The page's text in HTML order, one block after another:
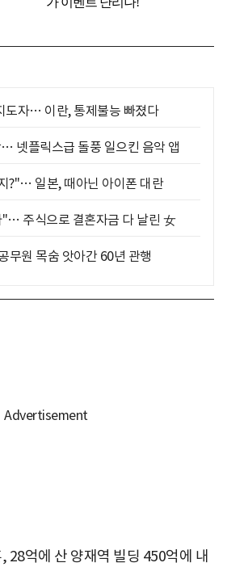
도자… 이란, 통제불능 빠졌다
넷플릭스급 돌풍 일으킨 음악 앱
?"… 일본, 때아닌 아이폰 대란
주식으로 결혼자금 다 날린 女
무원 목숨 앗아간 60년 관행
28억에 산 양재역 빌딩 450억에 내